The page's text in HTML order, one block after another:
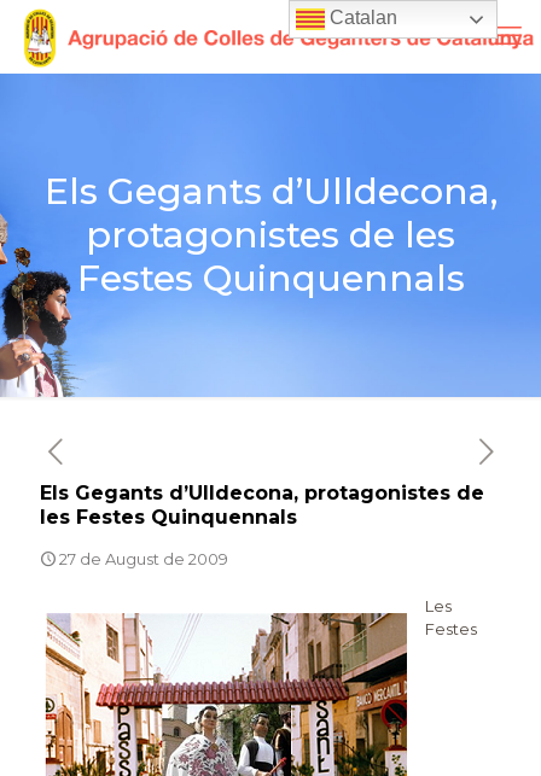
Els Gegants d’Ulldecona,
protagonistes de les
Festes Quinquennals
Els Gegants d’Ulldecona, protagonistes de
les Festes Quinquennals
27 de August de 2009
Les
Festes
Catalan